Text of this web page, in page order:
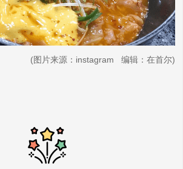
(图片来源：instagram 编辑：在首尔)